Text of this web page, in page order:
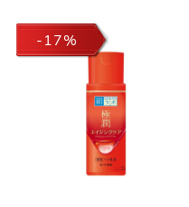
-17%